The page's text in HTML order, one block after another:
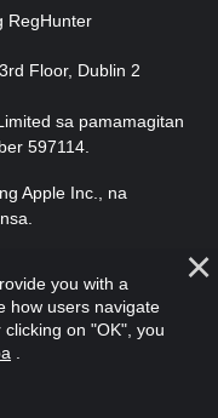
RegHunter
Floor, Dublin 2
sa pamamagitan
597114.
Apple Inc., na
you with a
how users navigate
on "OK", you